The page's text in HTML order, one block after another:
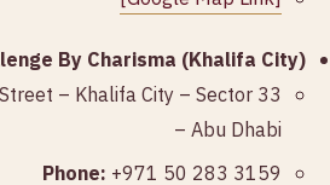
By Charisma (Khalifa City):
– Khalifa City – Sector 33
– Abu Dhabi
Phone: +971 50 283 3159